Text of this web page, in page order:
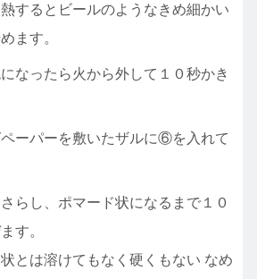
するとビールのようなきめ細かい
ます。
なったら火から外して１０秒かき
ーパーを敷いたザルに⑥を入れて
らし、ポマード状になるまで１０
す。
状とは溶けてもなく硬くもない なめ